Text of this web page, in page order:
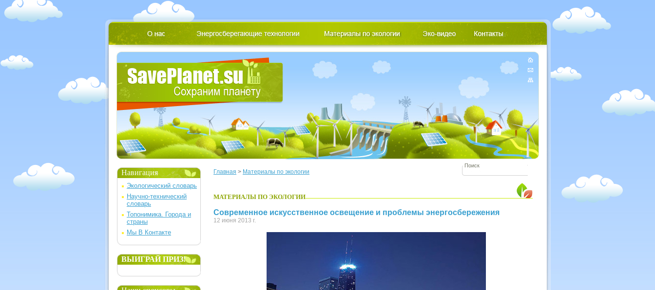
Главная > Материалы по экологии
МАТЕРИАЛЫ ПО ЭКОЛОГИИ
Современное искусственное освещение и проблемы энергосбережения
12 июня 2013 г.
Навигация
Экологический словарь
Научно-технический
словарь
Топонимика. Города и
страны
Мы В Контакте
ВЫИГРАЙ ПРИЗ!